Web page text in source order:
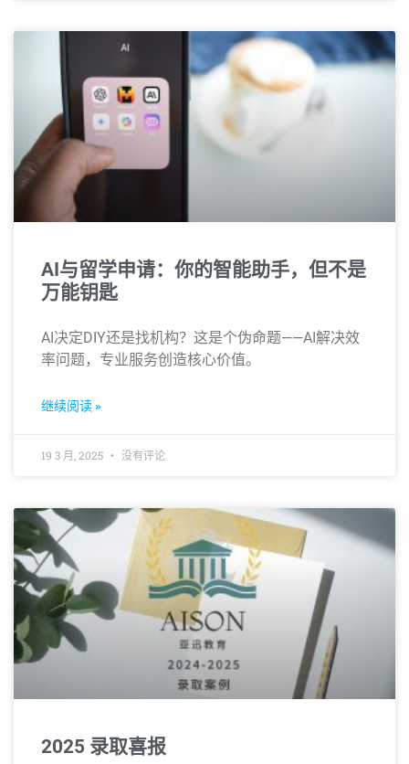
AI与留学申请：你的智能助手，但不是
万能钥匙
AI决定DIY还是找机构？这是个伪命题——AI解决效
率问题，专业服务创造核心价值。
继续阅读 »
19 3 月, 2025 没有评论
2025 录取喜报